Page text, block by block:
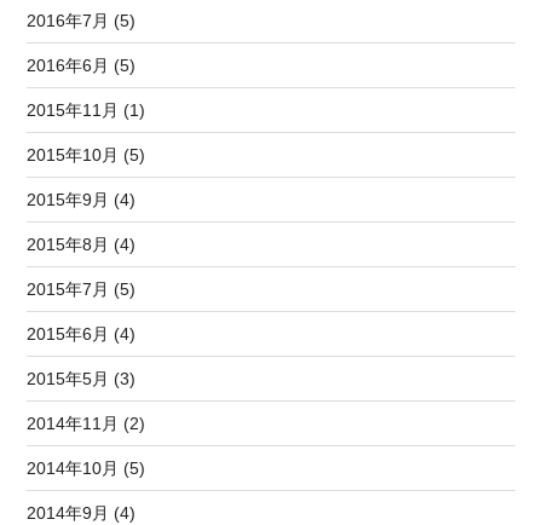
2016年7月 (5)
2016年6月 (5)
2015年11月 (1)
2015年10月 (5)
2015年9月 (4)
2015年8月 (4)
2015年7月 (5)
2015年6月 (4)
2015年5月 (3)
2014年11月 (2)
2014年10月 (5)
2014年9月 (4)